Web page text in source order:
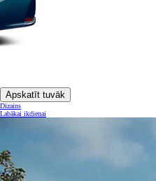
Apskatīt tuvāk
Dizains
Labākai ikdienai